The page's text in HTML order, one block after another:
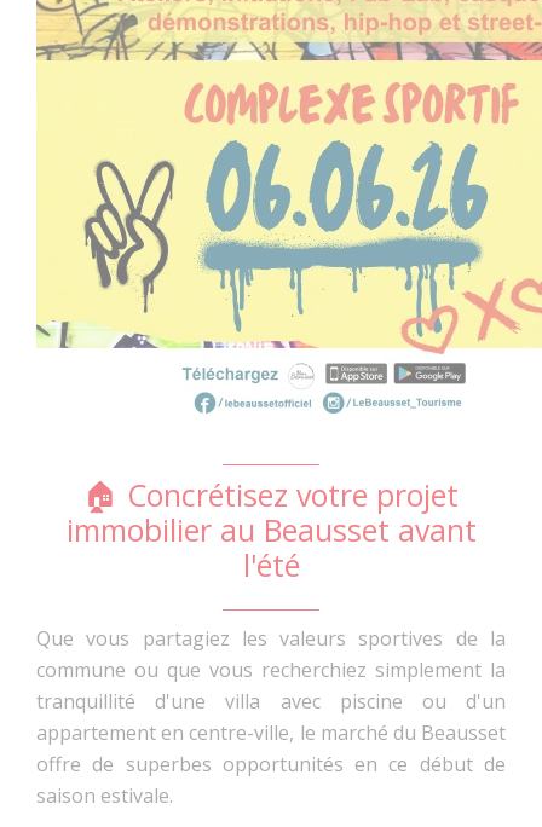
🏠 Concrétisez votre projet
immobilier au Beausset avant
l'été
Que vous partagiez les valeurs sportives de la
commune ou que vous recherchiez simplement la
tranquillité d'une villa avec piscine ou d'un
appartement en centre-ville, le marché du Beausset
offre de superbes opportunités en ce début de
saison estivale.